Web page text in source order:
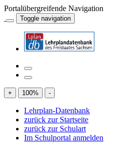
Portalübergreifende Navigation
Toggle navigation
+ 100% -
Lehrplan-Datenbank
zurück zur Startseite
zurück zur Schulart
Im Schulportal anmelden